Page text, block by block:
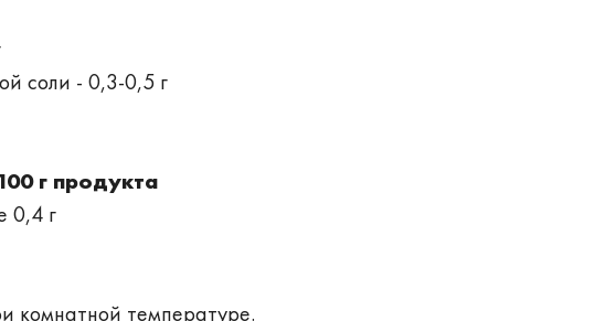
соли - 0,3-0,5 г
г продукта
0,4 г
комнатной температуре.